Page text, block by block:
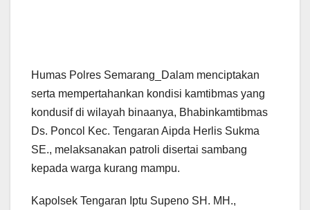
Humas Polres Semarang_Dalam menciptakan
serta mempertahankan kondisi kamtibmas yang
kondusif di wilayah binaanya, Bhabinkamtibmas
Ds. Poncol Kec. Tengaran Aipda Herlis Sukma
SE., melaksanakan patroli disertai sambang
kepada warga kurang mampu.
Kapolsek Tengaran Iptu Supeno SH. MH.,